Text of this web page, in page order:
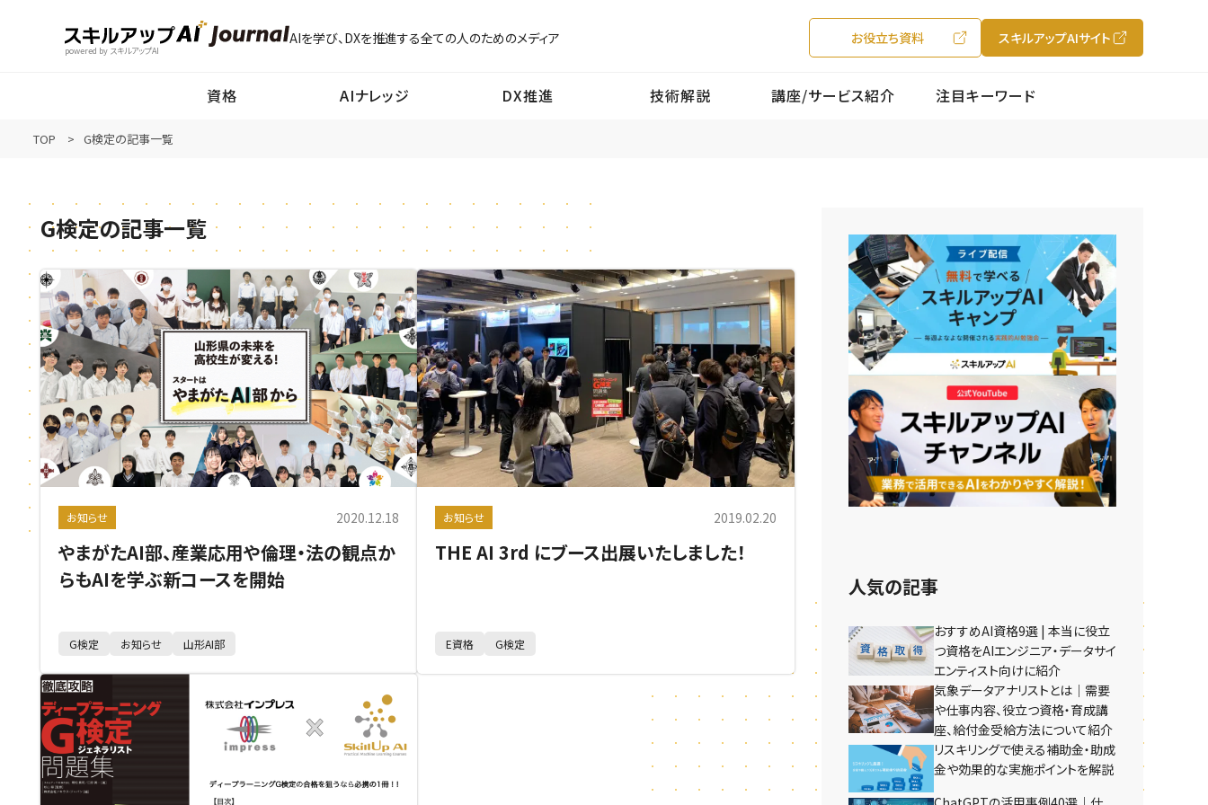
powered by スキルアップAI
AIを学び、DXを推進する全ての人のためのメディア お役立ち資料 スキルアップAIサイト
資格 AIナレッジ DX推進 技術解説 講座/サービス紹介 注目キーワード
TOP G検定の記事一覧
G検定の記事一覧
お知らせ 2020.12.18
やまがたAI部、産業応用や倫理・法の観点か
らもAIを学ぶ新コースを開始
G検定 お知らせ 山形AI部
お知らせ 2019.02.20
THE AI 3rd にブース出展いたしました！
E資格 G検定
人気の記事
おすすめAI資格9選 | 本当に役立
つ資格をAIエンジニア・データサイ
エンティスト向けに紹介
気象データアナリストとは｜需要
や仕事内容、役立つ資格・育成講
座、給付金受給方法について紹介
リスキリングで使える補助金・助成
金や効果的な実施ポイントを解説